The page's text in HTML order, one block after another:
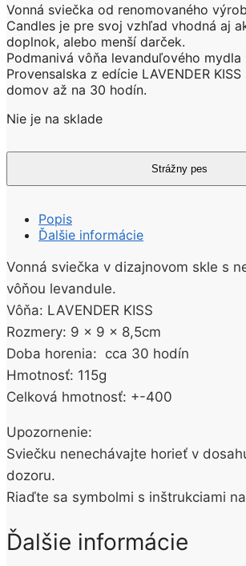
Vonná sviečka od renomovaného
Candles je pre svoj vzhľad vhodná aj
doplnok, alebo menší darček.
Podmanivá vôňa levanduľového mydla
Provensalska z edície LAVENDER
domov až na 30 hodín.
Nie je na sklade
Popis
Ďalšie informácie
Vonná sviečka v dizajnovom skle s
vôňou levandule.
Vôňa: LAVENDER KISS
Rozmery: 9 x 9 x 8,5cm
Doba horenia: cca 30 hodín
Hmotnosť: 115g
Celková hmotnosť: +-400
Upozornenie:
Sviečku nenechávajte horieť v
dozoru.
Riaďte sa symbolmi s inštrukciami
Ďalšie informácie